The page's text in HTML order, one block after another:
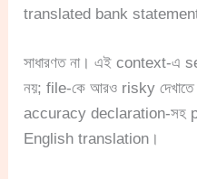
translated bank statement
সাধারণত না। এই context-এ
নয়; file-কে আরও risky দেখাতে
accuracy declaration-সহ
English translation।